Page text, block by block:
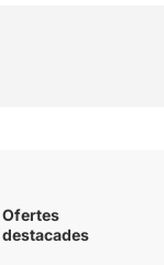
Ofertes
destacades